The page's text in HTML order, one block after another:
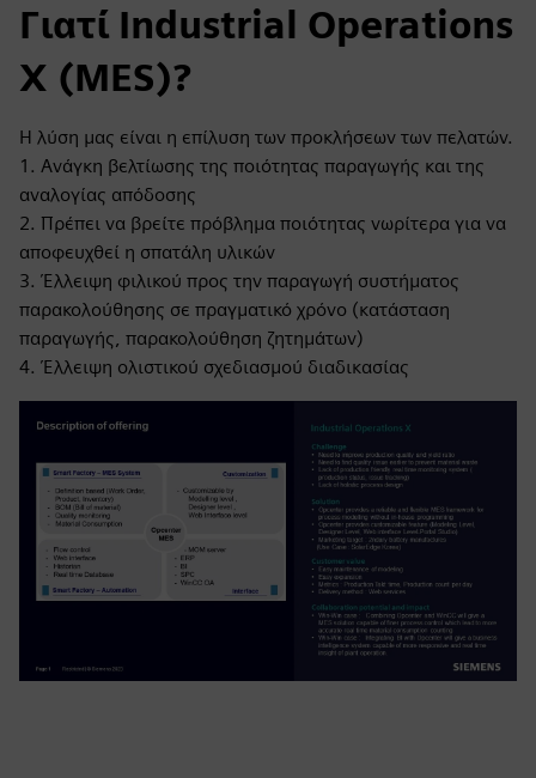
Γιατί Industrial Operations
X (MES)?
Η λύση μας είναι η επίλυση των προκλήσεων των πελατών.
1. Ανάγκη βελτίωσης της ποιότητας παραγωγής και της
αναλογίας απόδοσης
2. Πρέπει να βρείτε πρόβλημα ποιότητας νωρίτερα για να
αποφευχθεί η σπατάλη υλικών
3. Έλλειψη φιλικού προς την παραγωγή συστήματος
παρακολούθησης σε πραγματικό χρόνο (κατάσταση
παραγωγής, παρακολούθηση ζητημάτων)
4. Έλλειψη ολιστικού σχεδιασμού διαδικασίας